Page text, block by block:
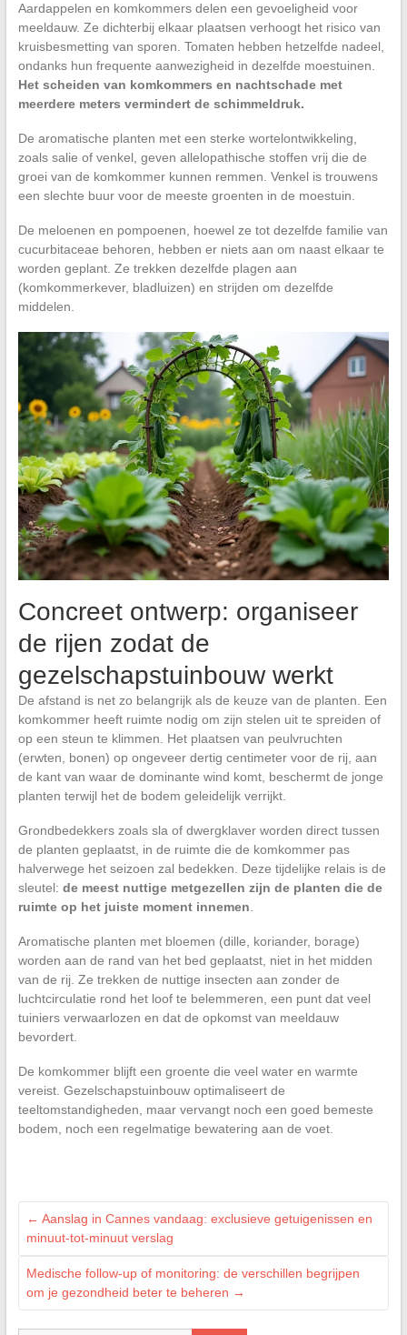
Aardappelen en komkommers delen een gevoeligheid voor
meeldauw. Ze dichterbij elkaar plaatsen verhoogt het risico van
kruisbesmetting van sporen. Tomaten hebben hetzelfde nadeel,
ondanks hun frequente aanwezigheid in dezelfde moestuinen.
Het scheiden van komkommers en nachtschade met
meerdere meters vermindert de schimmeldruk.
De aromatische planten met een sterke wortelontwikkeling,
zoals salie of venkel, geven allelopathische stoffen vrij die de
groei van de komkommer kunnen remmen. Venkel is trouwens
een slechte buur voor de meeste groenten in de moestuin.
De meloenen en pompoenen, hoewel ze tot dezelfde familie van
cucurbitaceae behoren, hebben er niets aan om naast elkaar te
worden geplant. Ze trekken dezelfde plagen aan
(komkommerkever, bladluizen) en strijden om dezelfde
middelen.
Concreet ontwerp: organiseer
de rijen zodat de
gezelschapstuinbouw werkt
De afstand is net zo belangrijk als de keuze van de planten. Een
komkommer heeft ruimte nodig om zijn stelen uit te spreiden of
op een steun te klimmen. Het plaatsen van peulvruchten
(erwten, bonen) op ongeveer dertig centimeter voor de rij, aan
de kant van waar de dominante wind komt, beschermt de jonge
planten terwijl het de bodem geleidelijk verrijkt.
Grondbedekkers zoals sla of dwergklaver worden direct tussen
de planten geplaatst, in de ruimte die de komkommer pas
halverwege het seizoen zal bedekken. Deze tijdelijke relais is de
sleutel: de meest nuttige metgezellen zijn de planten die de
ruimte op het juiste moment innemen
Aromatische planten met bloemen (dille, koriander, borage)
worden aan de rand van het bed geplaatst, niet in het midden
van de rij. Ze trekken de nuttige insecten aan zonder de
luchtcirculatie rond het loof te belemmeren, een punt dat veel
tuiniers verwaarlozen en dat de opkomst van meeldauw
bevordert.
De komkommer blijft een groente die veel water en warmte
vereist. Gezelschapstuinbouw optimaliseert de
teeltomstandigheden, maar vervangt noch een goed bemeste
bodem, noch een regelmatige bewatering aan de voet.
← Aanslag in Cannes vandaag: exclusieve getuigenissen en
minuut-tot-minuut verslag
Medische follow-up of monitoring: de verschillen begrijpen
om je gezondheid beter te beheren →